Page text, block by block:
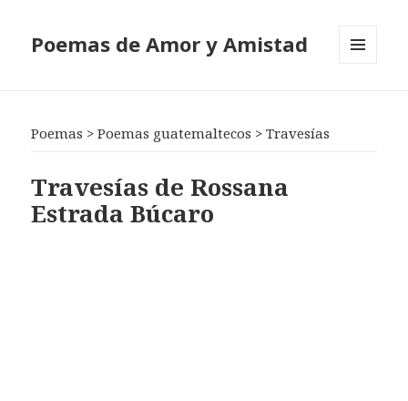
Poemas de Amor y Amistad
Poemas >Poemas guatemaltecos >Travesías
Travesías de Rossana
Estrada Búcaro